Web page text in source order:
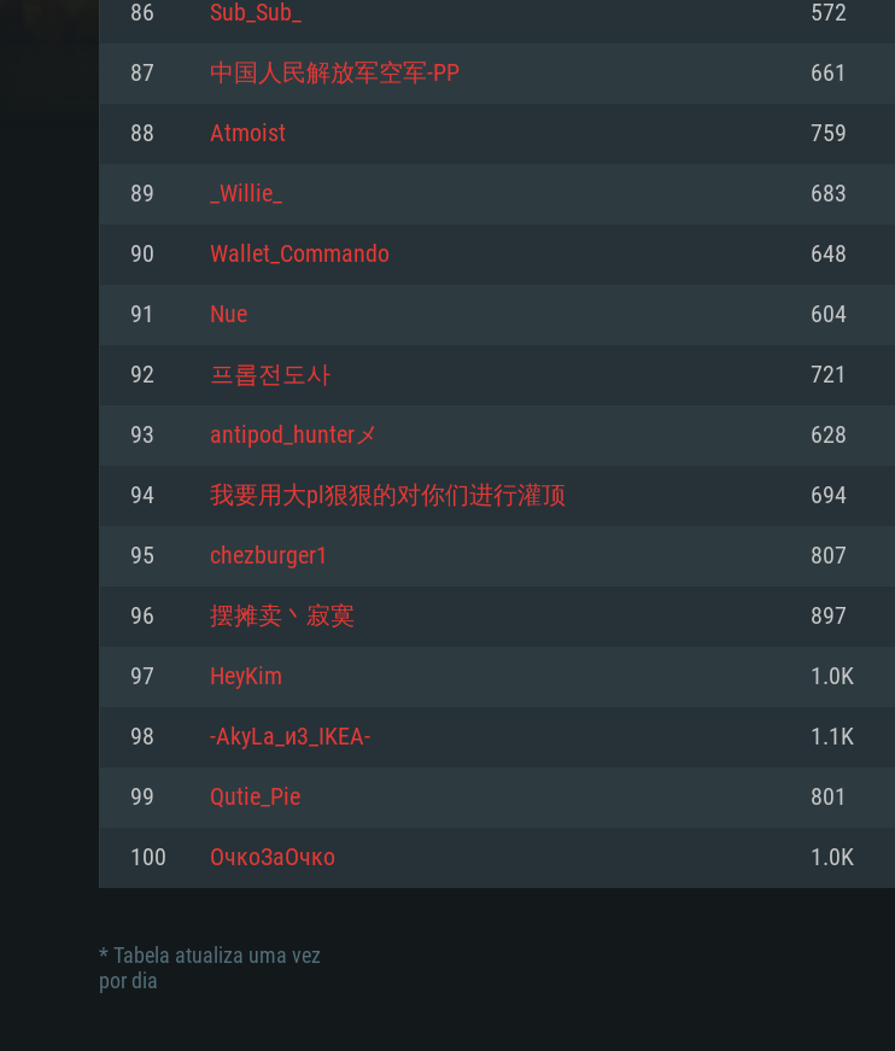
Mínimo
77XX / NVIDIA GeForce GTX 660. Resolução
mínima suportada: 720p
Network: Internet de banda larga.
Disco: 23,1 GB
Mínimo
mais recente
Processador: Core i5 2.2GHz mínimo (Intel Xeon
não suportado)
Memória: 6 GB
Placa Gráfica: Intel Iris Pro 5200 (Mac),
mínima suportada: 720p com suporte Metal.
Network: Internet de banda larga.
Disco: 21,5 GB
Mínimo
do Linux de 64bit
Processador: Dual-Core 2.4 GHz
Memória: 4 GB
Placa Gráfica: NVIDIA 660 com os drivers mais
recentes (não mais de 6 meses) / equivalentes
Vulkan (não mais de 6 meses); Resolução mínima
suportada: 720p.
Network: Internet de banda larga.
Disco: 21,5 GB
86 Sub_Sub_ 572
87 中国人民解放军空军-PP 661
88 Atmoist 759
89 _Willie_ 683
90 Wallet_Commando 648
91 Nue 604
92 프롭전도사 721
93 antipod_hunterメ 628
94 我要用大pl狠狠的对你们进行灌顶 694
95 chezburger1 807
96 摆摊卖丶寂寞 897
97 HeyKim 1.0K
98 -AkyLa_и3_IKEA- 1.1K
99 Qutie_Pie 801
100 ОчкоЗаОчко 1.0K
* Tabela atualiza uma vez
por dia